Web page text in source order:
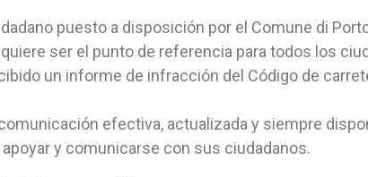
puesto a disposición por el Comune di
ser el punto de referencia para todos los
un informe de infracción del Código de
efectiva, actualizada y siempre
y comunicarse con sus ciudadanos.